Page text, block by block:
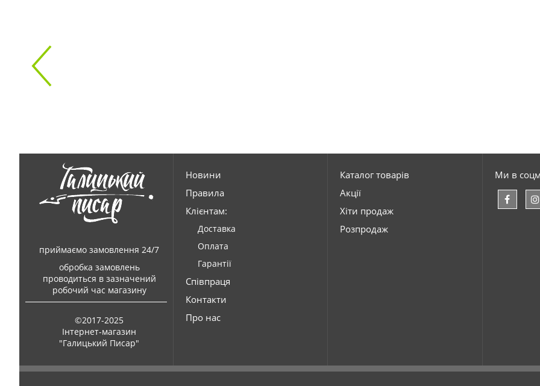
приймаємо замовлення 24/7
обробка замовлень
проводиться в зазначений
робочий час магазину
©2017-2025
Інтернет-магазин
"Галицький Писар"
Новини
Правила
Клієнтам:
Доставка
Оплата
Гарантії
Співпраця
Контакти
Про нас
Каталог товарів
Акції
Хіти продаж
Розпродаж
Ми в